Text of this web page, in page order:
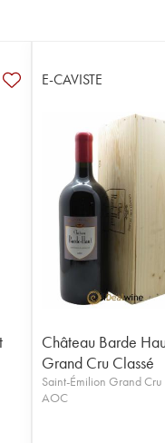
E-CAVISTE
Château Barde
Grand Cru Classé
Saint-Émilion Grand Cru
AOC